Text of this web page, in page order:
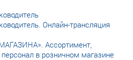
Онлайн-трансляция
Ассортимент,
в розничном магазине